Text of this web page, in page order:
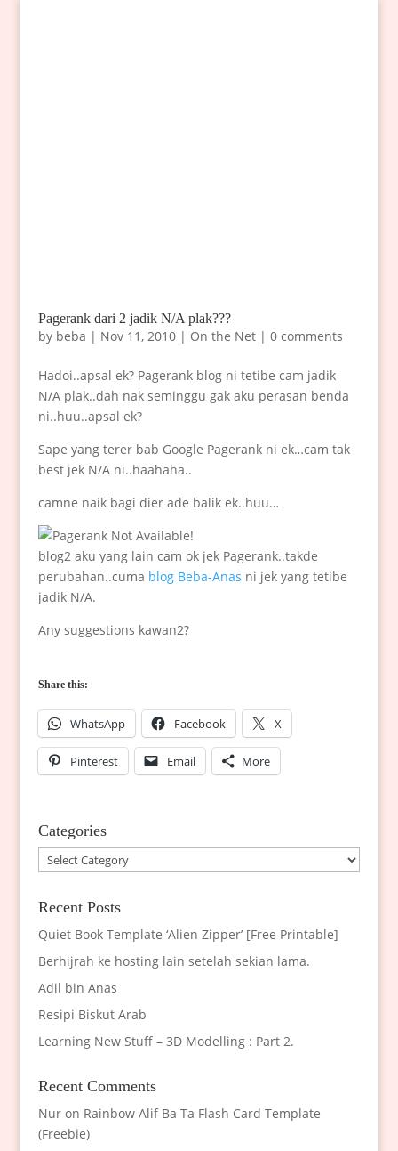
Pagerank dari 2 jadik N/A plak???
by beba | Nov 11, 2010| On the Net| 0 comments
Hadoi..apsal ek? Pagerank blog ni tetibe cam jadik
N/A plak..dah nak seminggu gak aku perasan benda
ni..huu..apsal ek?
Sape yang terer bab Google Pagerank ni ek…cam tak
best jek N/A ni..haahaha..
camne naik bagi dier ade balik ek..huu…
blog2 aku yang lain cam ok jek Pagerank..takde
perubahan..cuma blog Beba-Anas ni jek yang tetibe
jadik N/A.
Any suggestions kawan2?
Share this:
WhatsApp Facebook X
Pinterest Email More
Categories
Categories
Recent Posts
Quiet Book Template ‘Alien Zipper’ [Free Printable]
Berhijrah ke hosting lain setelah sekian lama.
Adil bin Anas
Resipi Biskut Arab
Learning New Stuff – 3D Modelling : Part 2.
Recent Comments
Nuron Rainbow Alif Ba Ta Flash Card Template
(Freebie)